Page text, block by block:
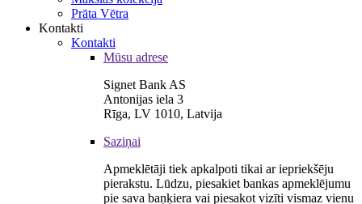
Prāta Vētra
Kontakti
Kontakti
Mūsu adrese
Signet Bank AS
Antonijas iela 3
Rīga, LV 1010, Latvija
Saziņai
Apmeklētāji tiek apkalpoti tikai ar iepriekšēju
pierakstu. Lūdzu, piesakiet bankas apmeklējumu
pie sava baņķiera vai piesakot vizīti vismaz vienu